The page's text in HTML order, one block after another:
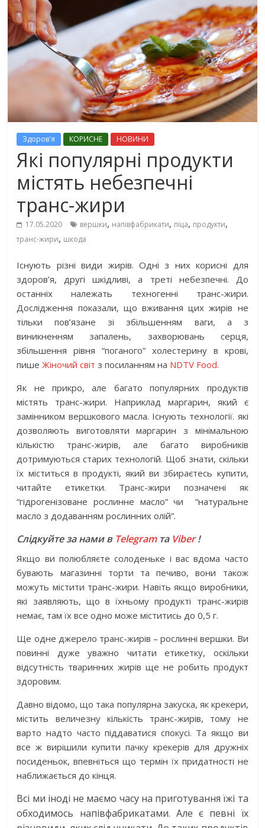
Здоров'я КОРИСНЕ НОВИНИ
Які популярні продукти
містять небезпечні
транс-жири
17.05.2020 вершки, напівфабрикати, піца, продукти,
транс-жири, шкода
Існують різні види жирів. Одні з них корисні для
здоров’я, другі шкідливі, а треті небезпечні. До
останніх належать техногенні транс-жири.
Дослідження показали, що вживання цих жирів не
тільки пов’язане зі збільшенням ваги, а з
виникненням запалень, захворювань серця,
збільшення рівня “поганого” холестерину в крові,
пишеЖіночий світ з посиланням на NDTV Food.
Як не прикро, але багато популярних продуктів
містять транс-жири. Наприклад маргарин, який є
замінником вершкового масла. Існують технології. які
дозволяють виготовляти маргарин з мінімальною
кількістю транс-жирів, але багато виробників
дотримуються старих технологій. Щоб знати, скільки
їх міститься в продукті, який ви збираєтесь купити,
читайте етикетки. Транс-жири позначені як
“гідрогенізоване рослинне масло” чи “натуральне
масло з додаванням рослинних олій”.
Слідкуйте за нами в Telegramта Viber!
Якщо ви полюбляєте солоденьке і вас вдома часто
бувають магазинні торти та печиво, вони також
можуть містити транс-жири. Навіть якщо виробники,
які заявляють, що в їхньому продукті транс-жирів
немає, там їх все одно може міститись до 0,5 г.
Ще одне джерело транс-жирів – рослинні вершки. Ви
повинні дуже уважно читати етикетку, оскільки
відсутність тваринних жирів ще не робить продукт
здоровим.
Давно відомо, що така популярна закуска, як крекери,
містить величезну кількість транс-жирів, тому не
варто надто часто піддаватися спокусі. Та якщо ви
все ж вирішили купити пачку крекерів для дружніх
посиденьок, впевніться що термін їх придатності не
наближається до кінця.
Всі ми іноді не маємо часу на приготування їжі та
обходимось напівфабрикатами. Але є певні їх